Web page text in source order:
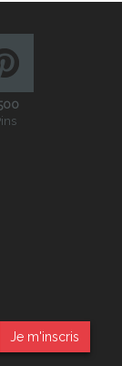
Je m'inscris